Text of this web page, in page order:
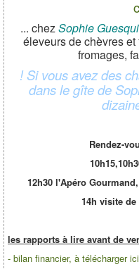
... chez Sophie
éleveurs de chèvres
fromages,
! Si vous avez des
dans le gîte de
Rendez-
12h30 l'Apéro
14h visite
les rapports à lire avant de
- bilan financier, à télécharger ici